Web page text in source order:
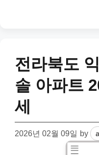
전라북도
솔 아파트
세
2026년 02월 09일 by